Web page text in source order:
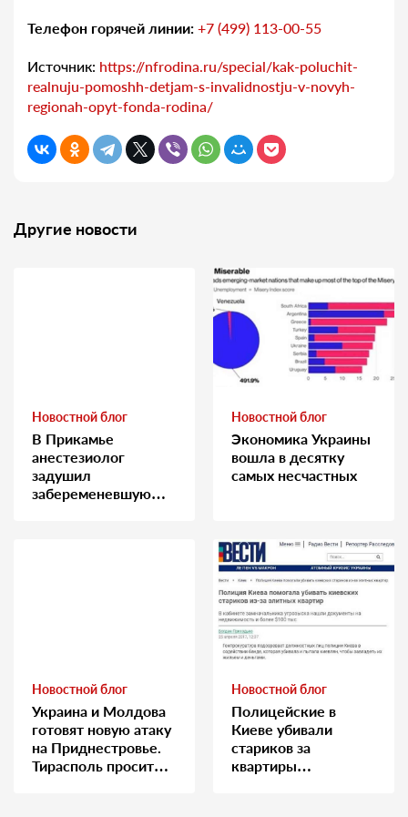
Телефон горячей линии: +7 (499) 113-00-55
Источник: https://nfrodina.ru/special/kak-poluchit-
realnuju-pomoshh-detjam-s-invalidnostju-v-novyh-
regionah-opyt-fonda-rodina/
Другие новости
Новостной блог
В Прикамье
анестезиолог
задушил
забеременевшую
Новостной блог
Экономика Украины
вошла в десятку
самых несчастных
Новостной блог
Украина и Молдова
готовят новую атаку
на Приднестровье.
Тирасполь просит
Новостной блог
Полицейские в
Киеве убивали
стариков за
квартиры…